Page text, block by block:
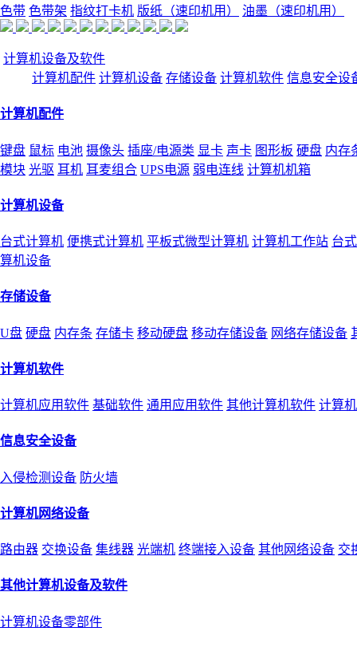
色带 色带架 指纹打卡机 版纸（速印机用） 油墨（速印机用）
计算机设备及软件
计算机配件 计算机设备 存储设备 计算机软件 信息安全设
计算机配件
键盘 鼠标 电池 摄像头 插座/电源类 显卡 声卡 图形板 硬盘 内存
模块 光驱 耳机 耳麦组合 UPS电源 弱电连线 计算机机箱
计算机设备
台式计算机 便携式计算机 平板式微型计算机 计算机工作站 台
算机设备
存储设备
U盘 硬盘 内存条 存储卡 移动硬盘 移动存储设备 网络存储设备
计算机软件
计算机应用软件 基础软件 通用应用软件 其他计算机软件 计算
信息安全设备
入侵检测设备 防火墙
计算机网络设备
路由器 交换设备 集线器 光端机 终端接入设备 其他网络设备 交
其他计算机设备及软件
计算机设备零部件